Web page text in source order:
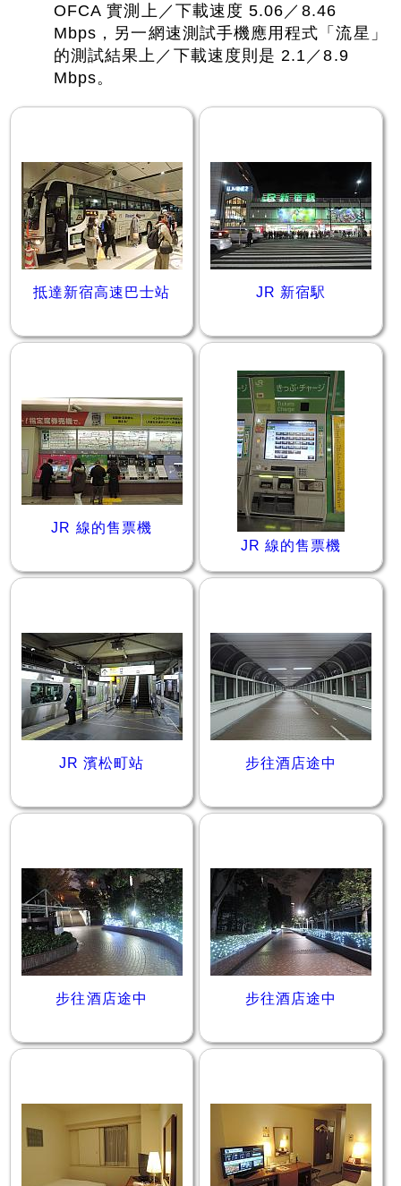
OFCA 實測上／下載速度 5.06／8.46
Mbps，另一網速測試手機應用程式「流星」
的測試結果上／下載速度則是 2.1／8.9
Mbps。
抵達新宿高速巴士站 JR 新宿駅
JR 線的售票機
JR 線的售票機
JR 濱松町站 步往酒店途中
步往酒店途中 步往酒店途中